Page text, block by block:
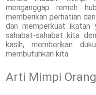
menganggap remeh
memberikan perhatian
dan memperkuat ikatan
sahabat-sahabat kita
kasih, memberikan
membutuhkan kita.
Arti Mimpi